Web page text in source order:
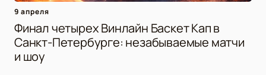
9 апреля
Финал четырех Винлайн Баскет Кап в
Санкт-Петербурге: незабываемые матчи
и шоу